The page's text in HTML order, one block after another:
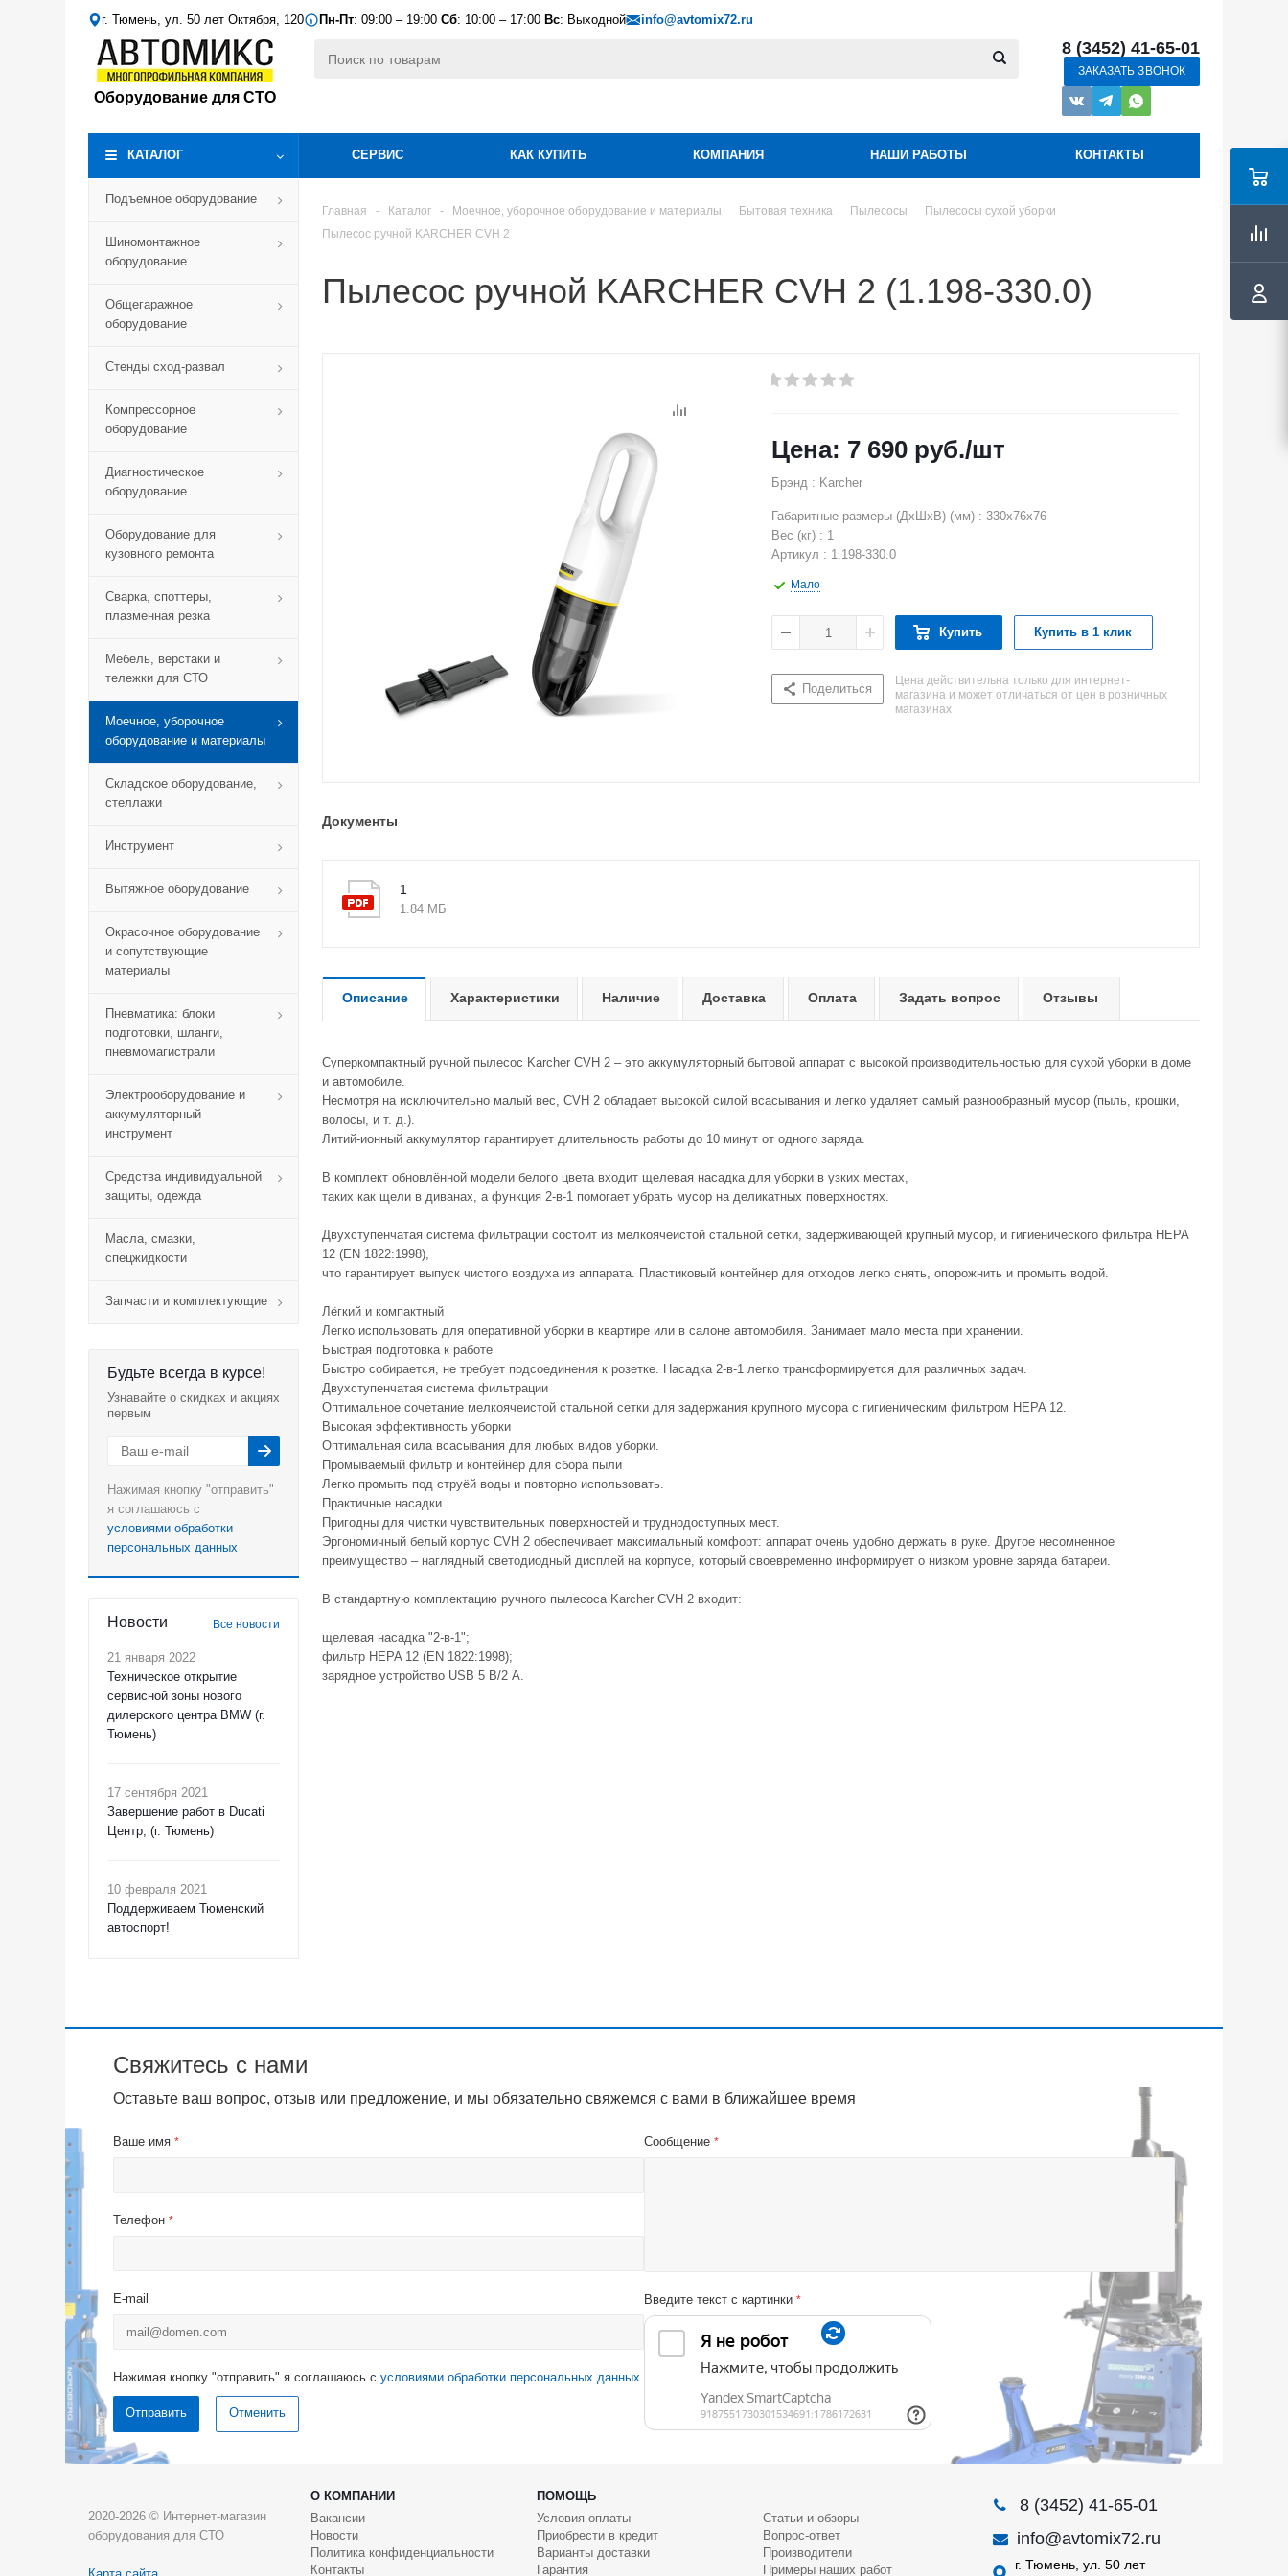
г. Тюмень, ул. 50 лет Октября, 120 Пн-Пт: 09:00 – 19:00 Сб: 10:00 – 17:00 Вс: Выходной info@avtomix72.ru
Оборудование для СТО
8 (3452) 41-65-01
ЗАКАЗАТЬ ЗВОНОК
КАТАЛОГ СЕРВИС КАК КУПИТЬ КОМПАНИЯ НАШИ РАБОТЫ КОНТАКТЫ
Подъемное оборудование
Шиномонтажное
оборудование
Общегаражное
оборудование
Стенды сход-развал
Компрессорное
оборудование
Диагностическое
оборудование
Оборудование для
кузовного ремонта
Сварка, споттеры,
плазменная резка
Мебель, верстаки и
тележки для СТО
Моечное, уборочное
оборудование и материалы
Складское оборудование,
стеллажи
Инструмент
Вытяжное оборудование
Окрасочное оборудование
и сопутствующие
материалы
Пневматика: блоки
подготовки, шланги,
пневмомагистрали
Электрооборудование и
аккумуляторный
инструмент
Средства индивидуальной
защиты, одежда
Масла, смазки,
спецжидкости
Запчасти и комплектующие
Будьте всегда в курсе!
Узнавайте о скидках и акциях
первым
Нажимая кнопку "отправить"
я соглашаюсь с
условиями обработки
персональных данных
Новости Все новости
21 января 2022
Техническое открытие
сервисной зоны нового
дилерского центра BMW (г.
Тюмень)
17 сентября 2021
Завершение работ в Ducati
Центр, (г. Тюмень)
10 февраля 2021
Поддерживаем Тюменский
автоспорт!
Главная - Каталог - Моечное, уборочное оборудование и материалы Бытовая техника Пылесосы
Пылесосы сухой уборки
Пылесос ручной KARCHER CVH 2
Пылесос ручной KARCHER CVH 2 (1.198-330.0)
7 690 руб./шт
Брэнд : Karcher
Габаритные размеры (ДхШхВ) (мм) : 330x76x76
Вес (кг) : 1
Артикул : 1.198-330.0
Мало
Купить Купить в 1 клик
Поделиться
Цена действительна только для интернет-
магазина и может отличаться от цен в розничных
магазинах
Документы
1
1.84 МБ
Описание Характеристики Наличие Доставка Оплата Задать вопрос Отзывы
Суперкомпактный ручной пылесос Karcher CVH 2 – это аккумуляторный бытовой аппарат с высокой производительностью для сухой уборки в доме
и автомобиле.
Несмотря на исключительно малый вес, CVH 2 обладает высокой силой всасывания и легко удаляет самый разнообразный мусор (пыль, крошки,
волосы, и т. д.).
Литий-ионный аккумулятор гарантирует длительность работы до 10 минут от одного заряда.
В комплект обновлённой модели белого цвета входит щелевая насадка для уборки в узких местах,
таких как щели в диванах, а функция 2-в-1 помогает убрать мусор на деликатных поверхностях.
Двухступенчатая система фильтрации состоит из мелкоячеистой стальной сетки, задерживающей крупный мусор, и гигиенического фильтра HEPA
12 (EN 1822:1998),
что гарантирует выпуск чистого воздуха из аппарата. Пластиковый контейнер для отходов легко снять, опорожнить и промыть водой.
Лёгкий и компактный
Легко использовать для оперативной уборки в квартире или в салоне автомобиля. Занимает мало места при хранении.
Быстрая подготовка к работе
Быстро собирается, не требует подсоединения к розетке. Насадка 2-в-1 легко трансформируется для различных задач.
Двухступенчатая система фильтрации
Оптимальное сочетание мелкоячеистой стальной сетки для задержания крупного мусора с гигиеническим фильтром HEPA 12.
Высокая эффективность уборки
Оптимальная сила всасывания для любых видов уборки.
Промываемый фильтр и контейнер для сбора пыли
Легко промыть под струёй воды и повторно использовать.
Практичные насадки
Пригодны для чистки чувствительных поверхностей и труднодоступных мест.
Эргономичный белый корпус CVH 2 обеспечивает максимальный комфорт: аппарат очень удобно держать в руке. Другое несомненное
преимущество – наглядный светодиодный дисплей на корпусе, который своевременно информирует о низком уровне заряда батареи.
В стандартную комплектацию ручного пылесоса Karcher CVH 2 входит:
щелевая насадка "2-в-1";
фильтр HEPA 12 (EN 1822:1998);
зарядное устройство USB 5 В/2 A.
Свяжитесь с нами
Оставьте ваш вопрос, отзыв или предложение, и мы обязательно свяжемся с вами в ближайшее время
Ваше имя *
Телефон *
E-mail
Сообщение *
Введите текст с картинки *
Нажимая кнопку "отправить" я соглашаюсь с условиями обработки персональных данных
Отменить
2020-2026 © Интернет-магазин
оборудования для СТО
О КОМПАНИИ
ПОМОЩЬ
Вакансии
Новости
Политика конфиденциальности
Контакты
Условия оплаты
Приобрести в кредит
Варианты доставки
Гарантия
Статьи и обзоры
Вопрос-ответ
Производители
Примеры наших работ
8 (3452) 41-65-01
info@avtomix72.ru
г. Тюмень, ул. 50 лет